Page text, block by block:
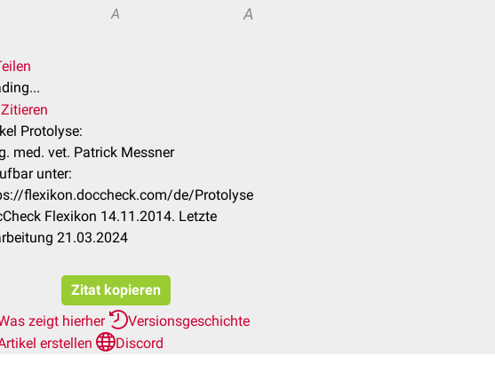
A A
Zitieren
Protolyse:
med. vet. Patrick Messner
unter:
flexikon.doccheck.com/de/Protolyse
Flexikon 14.11.2014. Letzte
21.03.2024
Zitat kopieren
zeigt hierher
Versionsgeschichte
erstellen
Discord